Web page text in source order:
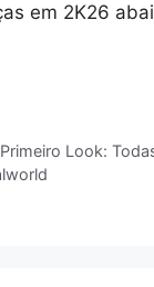
em 2K26
Look: